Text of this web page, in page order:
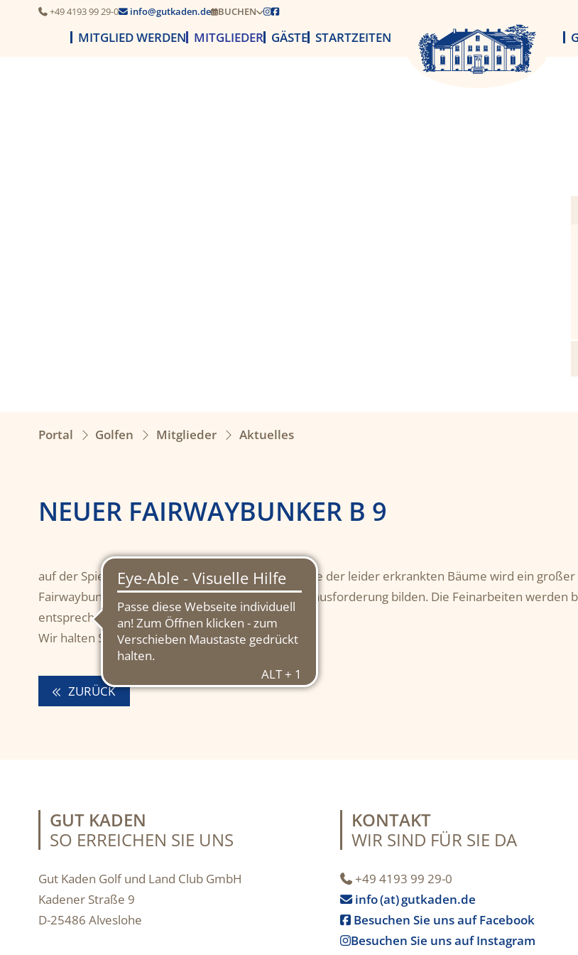
+49 4193 99 29-0info@gutkaden.de BUCHEN 
MITGLIED WERDEN MITGLIEDER GÄSTE STARTZEITEN
Portal Golfen Mitglieder Aktuelles
NEUER FAIRWAYBUNKER B 9
auf der Spielbahn B 9 sind bereits beendet. Anstelle der leider erkrankten Bäume wird ein großer
Fairwaybunker in strategischer Lage die neue Herausforderung bilden. Die Feinarbeiten werden
entsprechendem Wetter durchgeführt.
Wir halten Sie hier auf dem Laufenden.
ZURÜCK
GUT KADEN
SO ERREICHEN SIE UNS
Gut Kaden Golf und Land Club GmbH
Kadener Straße 9
D-25486 Alveslohe
KONTAKT
WIR SIND FÜR SIE DA
+49 4193 99 29-0
info (at) gutkaden.de
Besuchen Sie uns auf Facebook
Besuchen Sie uns auf Instagram